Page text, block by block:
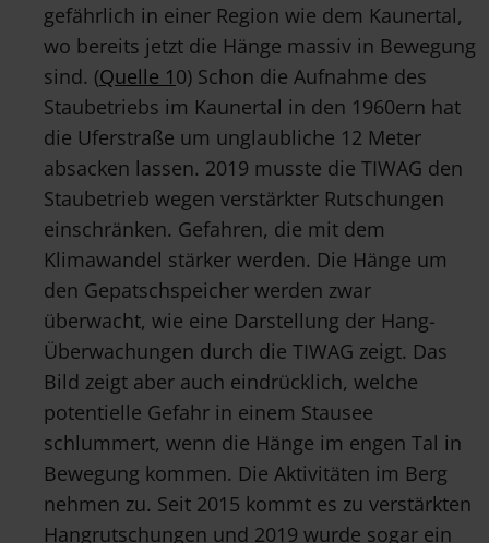
gefährlich in einer Region wie dem Kaunertal,
wo bereits jetzt die Hänge massiv in Bewegung
sind. (Quelle 1 0) Schon die Aufnahme des
Staubetriebs im Kaunertal in den 1960ern hat
die Uferstraße um unglaubliche 12 Meter
absacken lassen. 2019 musste die TIWAG den
Staubetrieb wegen verstärkter Rutschungen
einschränken. Gefahren, die mit dem
Klimawandel stärker werden. Die Hänge um
den Gepatschspeicher werden zwar
überwacht, wie eine Darstellung der Hang-
Überwachungen durch die TIWAG zeigt. Das
Bild zeigt aber auch eindrücklich, welche
potentielle Gefahr in einem Stausee
schlummert, wenn die Hänge im engen Tal in
Bewegung kommen. Die Aktivitäten im Berg
nehmen zu. Seit 2015 kommt es zu verstärkten
Hangrutschungen und 2019 wurde sogar ein